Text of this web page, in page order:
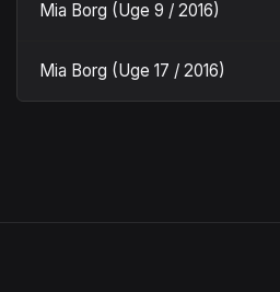
Mia Borg (Uge 9 / 2016)
Mia Borg (Uge 17 / 2016)